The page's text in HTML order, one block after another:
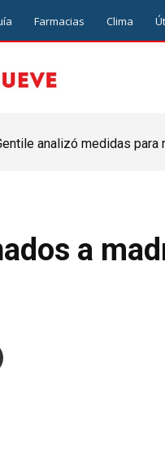
Farmacias Clima
analizó medidas
a